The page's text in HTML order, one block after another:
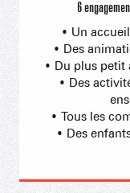
6
• Un
• Des
• Du plus
• Des
• Tous les
• Des